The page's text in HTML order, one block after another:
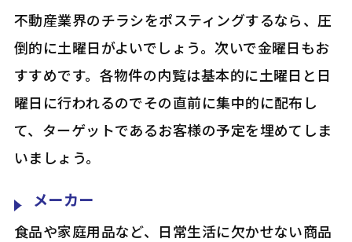
不動産業界のチラシをポスティングするなら、圧
倒的に土曜日がよいでしょう。次いで金曜日もお
すすめです。各物件の内覧は基本的に土曜日と日
曜日に行われるのでその直前に集中的に配布し
て、ターゲットであるお客様の予定を埋めてしま
いましょう。
メーカー
食品や家庭用品など、日常生活に欠かせない商品